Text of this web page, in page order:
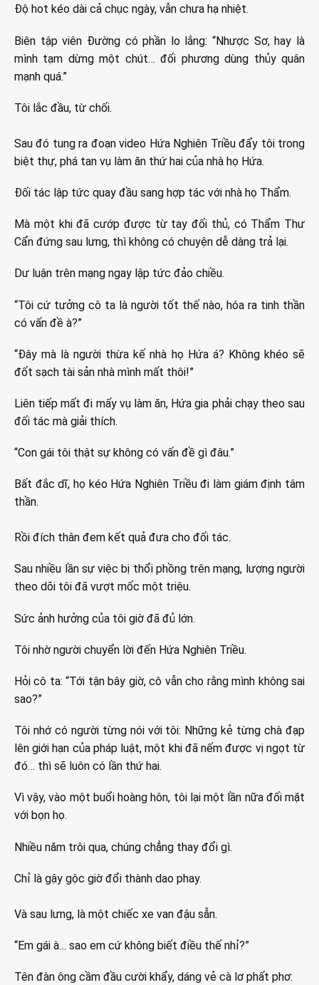
Độ hot kéo dài cả chục ngày, vẫn chưa hạ nhiệt.
Biên tập viên Đường có phần lo lắng: “Nhược Sơ, hay là
mình tạm dừng một chút… đối phương dùng thủy quân
mạnh quá.”
Tôi lắc đầu, từ chối.
Sau đó tung ra đoạn video Hứa Nghiên Triều đẩy tôi trong
biệt thự, phá tan vụ làm ăn thứ hai của nhà họ Hứa.
Đối tác lập tức quay đầu sang hợp tác với nhà họ Thẩm.
Mà một khi đã cướp được từ tay đối thủ, có Thẩm Thư
Cẩn đứng sau lưng, thì không có chuyện dễ dàng trả lại.
Dư luận trên mạng ngay lập tức đảo chiều.
“Tôi cứ tưởng cô ta là người tốt thế nào, hóa ra tinh thần
có vấn đề à?”
“Đây mà là người thừa kế nhà họ Hứa á? Không khéo sẽ
đốt sạch tài sản nhà mình mất thôi!”
Liên tiếp mất đi mấy vụ làm ăn, Hứa gia phải chạy theo sau
đối tác mà giải thích.
“Con gái tôi thật sự không có vấn đề gì đâu.”
Bất đắc dĩ, họ kéo Hứa Nghiên Triều đi làm giám định tâm
thần.
Rồi đích thân đem kết quả đưa cho đối tác.
Sau nhiều lần sự việc bị thổi phồng trên mạng, lượng người
theo dõi tôi đã vượt mốc một triệu.
Sức ảnh hưởng của tôi giờ đã đủ lớn.
Tôi nhờ người chuyển lời đến Hứa Nghiên Triều.
Hỏi cô ta: “Tới tận bây giờ, cô vẫn cho rằng mình không sai
sao?”
Tôi nhớ có người từng nói với tôi: Những kẻ từng chà đạp
lên giới hạn của pháp luật, một khi đã nếm được vị ngọt từ
đó… thì sẽ luôn có lần thứ hai.
Vì vậy, vào một buổi hoàng hôn, tôi lại một lần nữa đối mặt
với bọn họ.
Nhiều năm trôi qua, chúng chẳng thay đổi gì.
Chỉ là gậy gộc giờ đổi thành dao phay.
Và sau lưng, là một chiếc xe van đậu sẵn.
“Em gái à… sao em cứ không biết điều thế nhỉ?”
Tên đàn ông cầm đầu cười khẩy, dáng vẻ cà lơ phất phơ: